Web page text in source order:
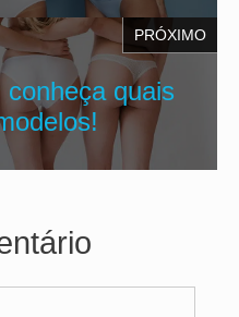
PRÓXIMO
quais